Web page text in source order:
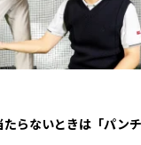
らないときは「パン